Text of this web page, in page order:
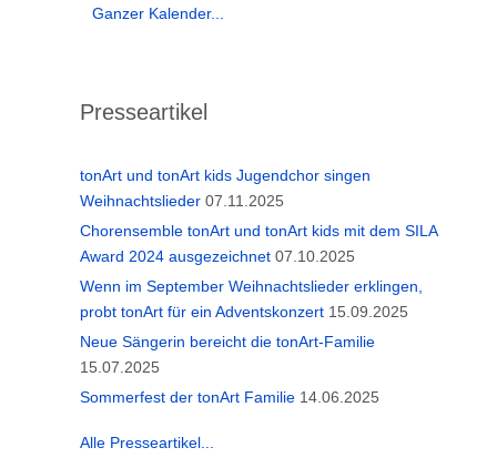
Ganzer Kalender...
Presseartikel
tonArt und tonArt kids Jugendchor singen
Weihnachtslieder 07.11.2025
Chorensemble tonArt und tonArt kids mit dem SILA
Award 2024 ausgezeichnet 07.10.2025
Wenn im September Weihnachtslieder erklingen,
probt tonArt für ein Adventskonzert 15.09.2025
Neue Sängerin bereicht die tonArt-Familie
15.07.2025
Sommerfest der tonArt Familie 14.06.2025
Alle Presseartikel...